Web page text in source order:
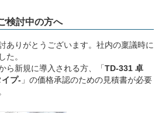
検討中の方へ
ありがとうございます。社内の稟議時に
た。
ら新規に導入される方、「TD-331 卓
プ- 」の価格承認のための見積書が必要